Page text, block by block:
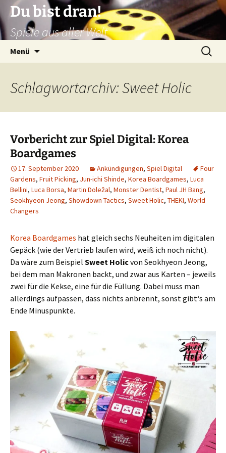
Zum
Inhalt
springen
Du bist dran!
Spiele aus aller Welt
Menü
Suchen
nach:
Schlagwortarchiv: Sweet Holic
Vorbericht zur Spiel Digital: Korea
Boardgames
17. September 2020 Ankündigungen, Spiel Digital
Four
Gardens, Fruit Picking, Jun-ichi Shinde, Korea Boardgames, Luca
Bellini, Luca Borsa, Martin Doleẑal, Monster Dentist, Paul JH Bang,
Seokhyeon Jeong, Showdown Tactics, Sweet Holic, THEKI, World
Changers
Korea Boardgames hat gleich sechs Neuheiten im digitalen
Gepäck (wie der Vertrieb laufen wird, weiß ich noch nicht).
Da wäre zum Beispiel Sweet Holicvon Seokhyeon Jeong,
bei dem man Makronen backt, und zwar aus Karten – jeweils
zwei für die Kekse, eine für die Füllung. Dabei muss man
allerdings aufpassen, dass nichts anbrennt, sonst gibt‘s am
Ende Minuspunkte.